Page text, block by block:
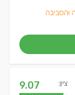
והסביבה
ציון: 9.07